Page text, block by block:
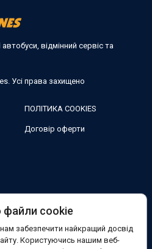
відмінний сервіс та
Усі права захищено
ПОЛІТИКА COOKIES
Договір оферти
файли cookie
забезпечити найкращий досвід
Користуючись нашим веб-